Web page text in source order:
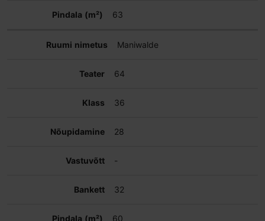
63
Maniwalde
64
36
28
-
32
60